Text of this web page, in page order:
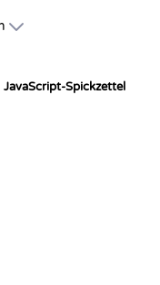
JavaScript-Spickzettel